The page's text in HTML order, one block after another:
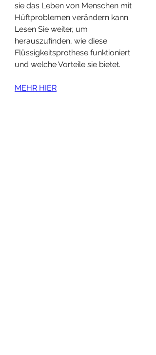
sie das Leben von Menschen mit
Hüftproblemen verändern kann.
Lesen Sie weiter, um
herauszufinden, wie diese
Flüssigkeitsprothese funktioniert
und welche Vorteile sie bietet.
MEHR HIER